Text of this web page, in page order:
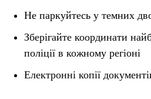
Не паркуйтесь у темних
Зберігайте координати
поліції в кожному регіоні
Електронні копії